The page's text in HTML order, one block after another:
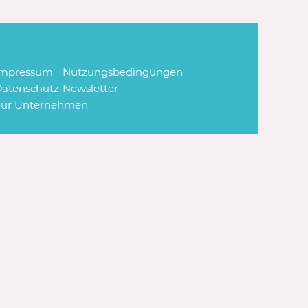
Nutzungsbedingungen
Newsletter
Unternehmen